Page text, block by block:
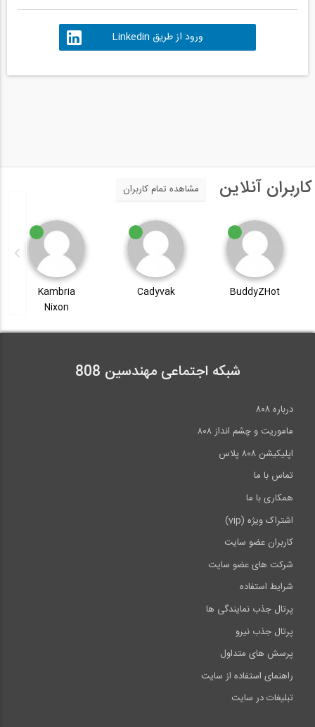
ورود از طریق Linkedin
کاربران آنلاین مشاهده تمام کاربران
BuddyZHot
Cadyvak
Kambria
Nixon
شبکه اجتماعی مهندسین 808
درباره ۸۰۸
ماموریت و چشم انداز ۸۰۸
اپلیکیشن ۸۰۸ پلاس
تماس با ما
همکاری با ما
اشتراک ویژه (vip)
کاربران عضو سایت
شرکت های عضو سایت
شرایط استفاده
پرتال جذب نمایندگی ها
پرتال جذب نیرو
پرسش های متداول
راهنمای استفاده از سایت
تبلیغات در سایت